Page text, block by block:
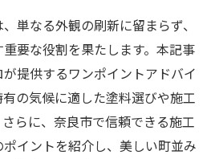
単なる外観の刷新に留まらず、
要な役割を果たします。本記事
提供するワンポイントアドバイ
の気候に適した塗料選びや施工
らに、奈良市で信頼できる施工
イントを紹介し、美しい町並み